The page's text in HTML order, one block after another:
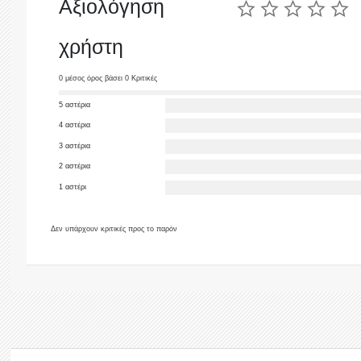
Αξιολόγηση
χρήστη
0 μέσος όρος βάσει 0 Κριτικές
5 αστέρια
4 αστέρια
3 αστέρια
2 αστέρια
1 αστέρι
Δεν υπάρχουν κριτικές προς το παρόν